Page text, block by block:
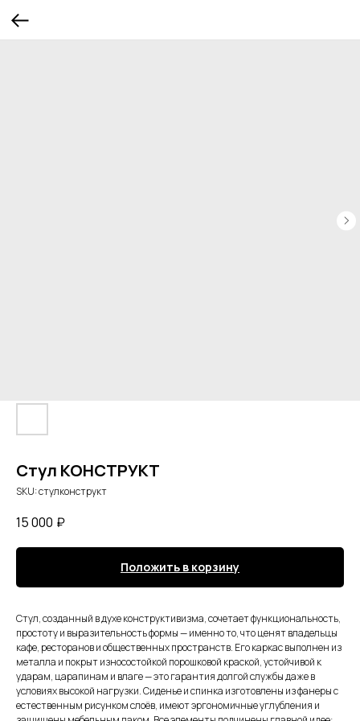
Стул КОНСТРУКТ
SKU:стулконструкт
15 000 ₽
Положить в корзину
Стул, созданный в духе конструктивизма, сочетает функциональность,
простоту и выразительность формы — именно то, что ценят владельцы
кафе, ресторанов и общественных пространств. Его каркас выполнен из
металла и покрыт износостойкой порошковой краской, устойчивой к
ударам, царапинам и влаге — это гарантия долгой службы даже в
условиях высокой нагрузки. Сиденье и спинка изготовлены из фанеры с
естественным рисунком слоёв, имеют эргономичные углубления и